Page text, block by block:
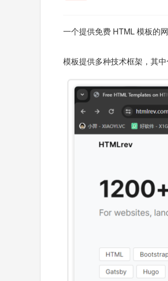
一个提供免费 HTML 模板的
模板提供多种技术框架，其